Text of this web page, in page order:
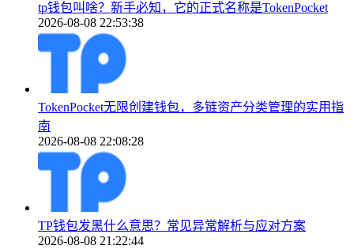
tp钱包叫啥？新手必知，它的正式名称是TokenPocket
2026-08-08 22:53:38
TokenPocket无限创建钱包，多链资产分类管理的实用指
南
2026-08-08 22:08:28
TP钱包发黑什么意思？常见异常解析与应对方案
2026-08-08 21:22:44